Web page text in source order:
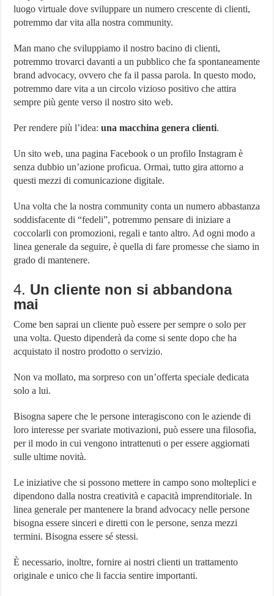
luogo virtuale dove sviluppare un numero crescente di clienti,
potremmo dar vita alla nostra community.
Man mano che sviluppiamo il nostro bacino di clienti,
potremmo trovarci davanti a un pubblico che fa spontaneamente
brand advocacy, ovvero che fa il passa parola. In questo modo,
potremmo dare vita a un circolo vizioso positivo che attira
sempre più gente verso il nostro sito web.
Per rendere più l’idea:una macchina genera clienti.
Un sito web, una pagina Facebook o un profilo Instagram è
senza dubbio un’azione proficua. Ormai, tutto gira attorno a
questi mezzi di comunicazione digitale.
Una volta che la nostra community conta un numero abbastanza
soddisfacente di “fedeli”, potremmo pensare di iniziare a
coccolarli con promozioni, regali e tanto altro. Ad ogni modo a
linea generale da seguire, è quella di fare promesse che siamo in
grado di mantenere.
4. Un cliente non si abbandona
mai
Come ben saprai un cliente può essere per sempre o solo per
una volta. Questo dipenderà da come si sente dopo che ha
acquistato il nostro prodotto o servizio.
Non va mollato, ma sorpreso con un’offerta speciale dedicata
solo a lui.
Bisogna sapere che le persone interagiscono con le aziende di
loro interesse per svariate motivazioni, può essere una filosofia,
per il modo in cui vengono intrattenuti o per essere aggiornati
sulle ultime novità.
Le iniziative che si possono mettere in campo sono molteplici e
dipendono dalla nostra creatività e capacità imprenditoriale. In
linea generale per mantenere la brand advocacy nelle persone
bisogna essere sinceri e diretti con le persone, senza mezzi
termini. Bisogna essere sé stessi.
È necessario, inoltre, fornire ai nostri clienti un trattamento
originale e unico che li faccia sentire importanti.